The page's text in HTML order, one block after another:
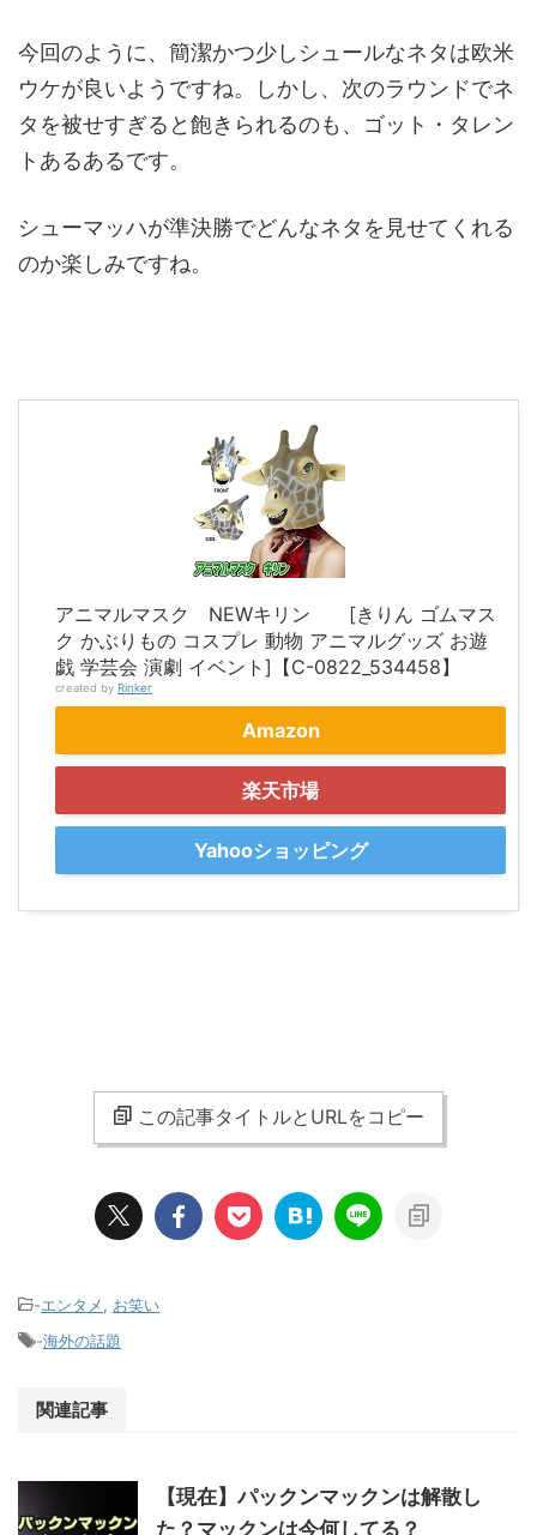
今回のように、簡潔かつ少しシュールなネタは欧米
ウケが良いようですね。しかし、次のラウンドでネ
タを被せすぎると飽きられるのも、ゴット・タレン
トあるあるです。
シューマッハが準決勝でどんなネタを見せてくれる
のか楽しみですね。
アニマルマスク NEWキリン [きりん ゴムマス
ク かぶりもの コスプレ 動物 アニマルグッズ お遊
戯 学芸会 演劇 イベント]【C-0822_534458】
created by Rinker
Amazon
楽天市場
Yahooショッピング
この記事タイトルとURLをコピー
-エンタメ
お笑い
-海外の話題
関連記事
【現在】パックンマックンは解散し
た？マックンは今何してる？